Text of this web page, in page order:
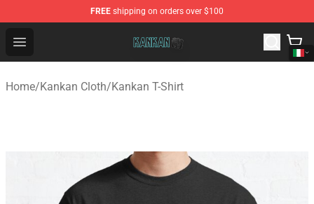
FREE shipping on orders over $100
Open menu
Kankan Store - Official Kankan Merchandise Shop
Home/Kankan Cloth/Kankan T-Shirt